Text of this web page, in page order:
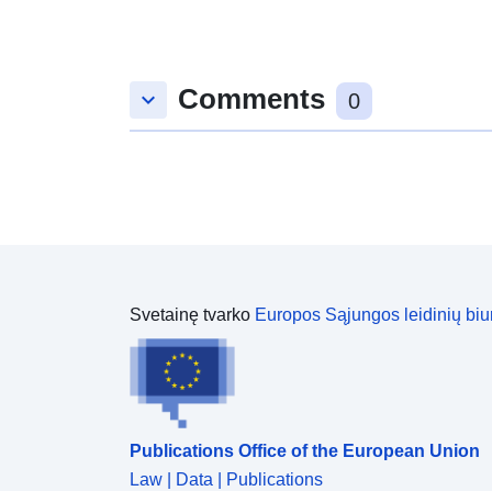
keyboard_arrow_down Comments 0
Svetainę tvarko Europos Sąjungos leidinių
Publications Office of the European Union
Law | Data | Publications